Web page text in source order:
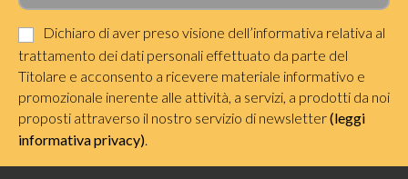
Dichiaro di aver preso visione dell’informativa relativa al
trattamento dei dati personali effettuato da parte del
Titolare e acconsento a ricevere materiale informativo e
promozionale inerente alle attività, a servizi, a prodotti da noi
proposti attraverso il nostro servizio di newsletter(leggi
informativa privacy)